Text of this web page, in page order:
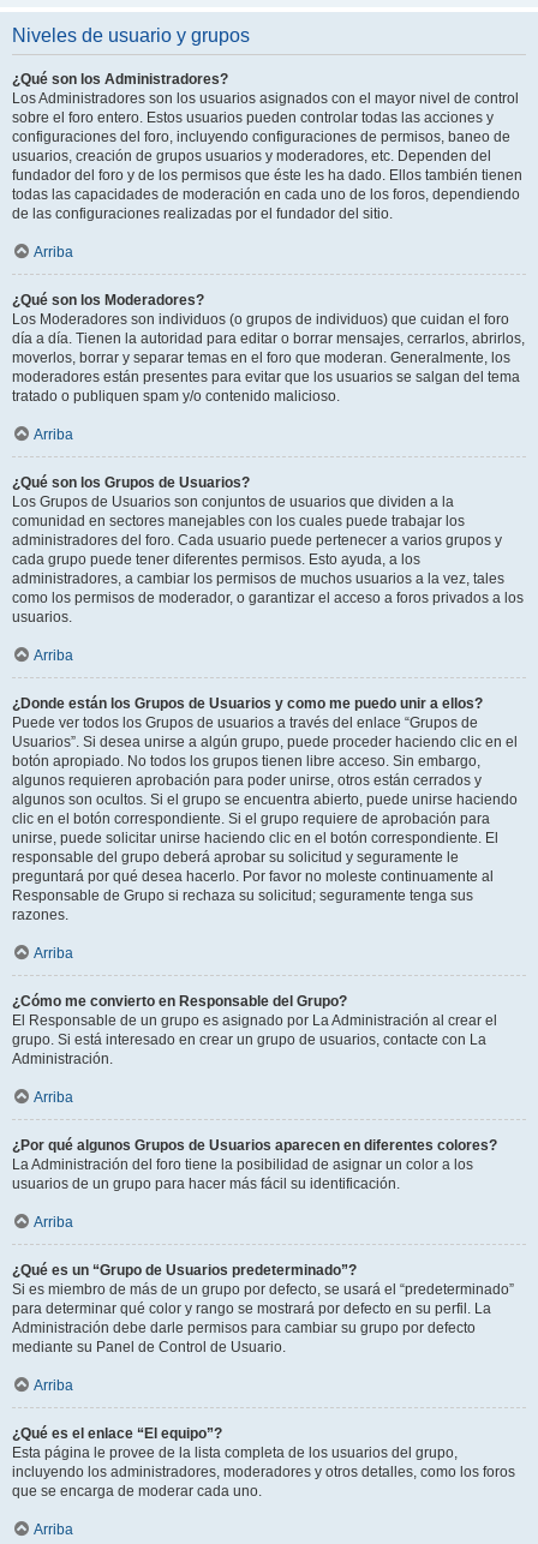
Niveles de usuario y grupos
¿Qué son los Administradores?
Los Administradores son los usuarios asignados con el mayor nivel de control
sobre el foro entero. Estos usuarios pueden controlar todas las acciones y
configuraciones del foro, incluyendo configuraciones de permisos, baneo de
usuarios, creación de grupos usuarios y moderadores, etc. Dependen del
fundador del foro y de los permisos que éste les ha dado. Ellos también tienen
todas las capacidades de moderación en cada uno de los foros, dependiendo
de las configuraciones realizadas por el fundador del sitio.
Arriba
¿Qué son los Moderadores?
Los Moderadores son individuos (o grupos de individuos) que cuidan el foro
día a día. Tienen la autoridad para editar o borrar mensajes, cerrarlos, abrirlos,
moverlos, borrar y separar temas en el foro que moderan. Generalmente, los
moderadores están presentes para evitar que los usuarios se salgan del tema
tratado o publiquen spam y/o contenido malicioso.
Arriba
¿Qué son los Grupos de Usuarios?
Los Grupos de Usuarios son conjuntos de usuarios que dividen a la
comunidad en sectores manejables con los cuales puede trabajar los
administradores del foro. Cada usuario puede pertenecer a varios grupos y
cada grupo puede tener diferentes permisos. Esto ayuda, a los
administradores, a cambiar los permisos de muchos usuarios a la vez, tales
como los permisos de moderador, o garantizar el acceso a foros privados a los
usuarios.
Arriba
¿Donde están los Grupos de Usuarios y como me puedo unir a ellos?
Puede ver todos los Grupos de usuarios a través del enlace “Grupos de
Usuarios”. Si desea unirse a algún grupo, puede proceder haciendo clic en el
botón apropiado. No todos los grupos tienen libre acceso. Sin embargo,
algunos requieren aprobación para poder unirse, otros están cerrados y
algunos son ocultos. Si el grupo se encuentra abierto, puede unirse haciendo
clic en el botón correspondiente. Si el grupo requiere de aprobación para
unirse, puede solicitar unirse haciendo clic en el botón correspondiente. El
responsable del grupo deberá aprobar su solicitud y seguramente le
preguntará por qué desea hacerlo. Por favor no moleste continuamente al
Responsable de Grupo si rechaza su solicitud; seguramente tenga sus
razones.
Arriba
¿Cómo me convierto en Responsable del Grupo?
El Responsable de un grupo es asignado por La Administración al crear el
grupo. Si está interesado en crear un grupo de usuarios, contacte con La
Administración.
Arriba
¿Por qué algunos Grupos de Usuarios aparecen en diferentes colores?
La Administración del foro tiene la posibilidad de asignar un color a los
usuarios de un grupo para hacer más fácil su identificación.
Arriba
¿Qué es un “Grupo de Usuarios predeterminado”?
Si es miembro de más de un grupo por defecto, se usará el “predeterminado”
para determinar qué color y rango se mostrará por defecto en su perfil. La
Administración debe darle permisos para cambiar su grupo por defecto
mediante su Panel de Control de Usuario.
Arriba
¿Qué es el enlace “El equipo”?
Esta página le provee de la lista completa de los usuarios del grupo,
incluyendo los administradores, moderadores y otros detalles, como los foros
que se encarga de moderar cada uno.
Arriba